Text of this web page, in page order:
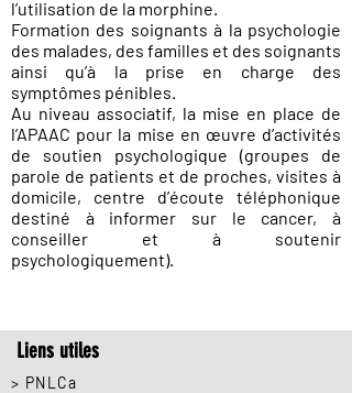
l’utilisation de la morphine.
Formation des soignants à la psychologie
des malades, des familles et des soignants
ainsi qu’à la prise en charge des
symptômes pénibles.
Au niveau associatif, la mise en place de
l’APAAC pour la mise en œuvre d’activités
de soutien psychologique (groupes de
parole de patients et de proches, visites à
domicile, centre d’écoute téléphonique
destiné à informer sur le cancer, à
conseiller et à soutenir
psychologiquement).
> PNLCa
Liens utiles